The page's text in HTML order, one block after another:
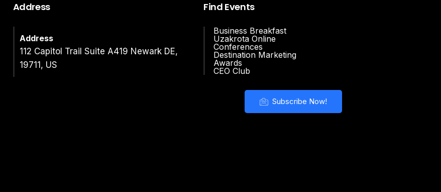
Address
Address
112 Capitol Trail Suite A419 Newark DE,
19711, US
Find Events
Business Breakfast
Uzakrota Online
Conferences
Destination Marketing
Awards
CEO Club
Subscribe Now!